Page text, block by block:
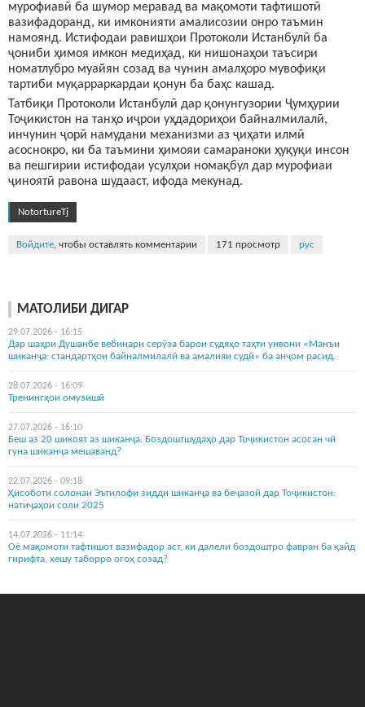
мурофиавӣ ба шумор меравад ва мақомоти тафтишотӣ
вазифадоранд, ки имконияти амалисозии онро таъмин
намоянд. Истифодаи равишҳои Протоколи Истанбулӣ ба
ҷониби ҳимоя имкон медиҳад, ки нишонаҳои таъсири
номатлубро муайян созад ва чунин амалҳоро мувофиқи
тартиби муқарраркардаи қонун ба баҳс кашад.
Татбиқи Протоколи Истанбулӣ дар қонунгузории Ҷумҳурии
Тоҷикистон на танҳо иҷрои уҳдадориҳои байналмилалӣ,
инчунин ҷорӣ намудани механизми аз ҷиҳати илмӣ
асоснокро, ки ба таъмини ҳимояи самараноки ҳуқуқи инсон
ва пешгирии истифодаи усулҳои номақбул дар мурофиаи
ҷиноятӣ равона шудааст, ифода мекунад.
NotortureTj
Войдите, чтобы оставлять комментарии 171 просмотр рус
МАТОЛИБИ ДИГАР
29.07.2026 - 16:15
Дар шаҳри Душанбе вебинари серӯза барои судяҳо таҳти унвони «Манъи
шиканҷа: стандартҳои байналмилалӣ ва амалияи судӣ» ба анҷом расид.
28.07.2026 - 16:09
Тренингҳои омузишӣ
27.07.2026 - 16:10
Беш аз 20 шикоят аз шиканҷа. Боздоштшудаҳо дар Тоҷикистон асосан чӣ
гуна шиканҷа мешаванд?
22.07.2026 - 09:18
Ҳисоботи солонаи Эътилофи зидди шиканҷа ва беҷазоӣ дар Тоҷикистон:
натиҷаҳои соли 2025
14.07.2026 - 11:14
Оё мақомоти тафтишот вазифадор аст, ки далели боздоштро фавран ба қайд
гирифта, хешу таборро огоҳ созад?